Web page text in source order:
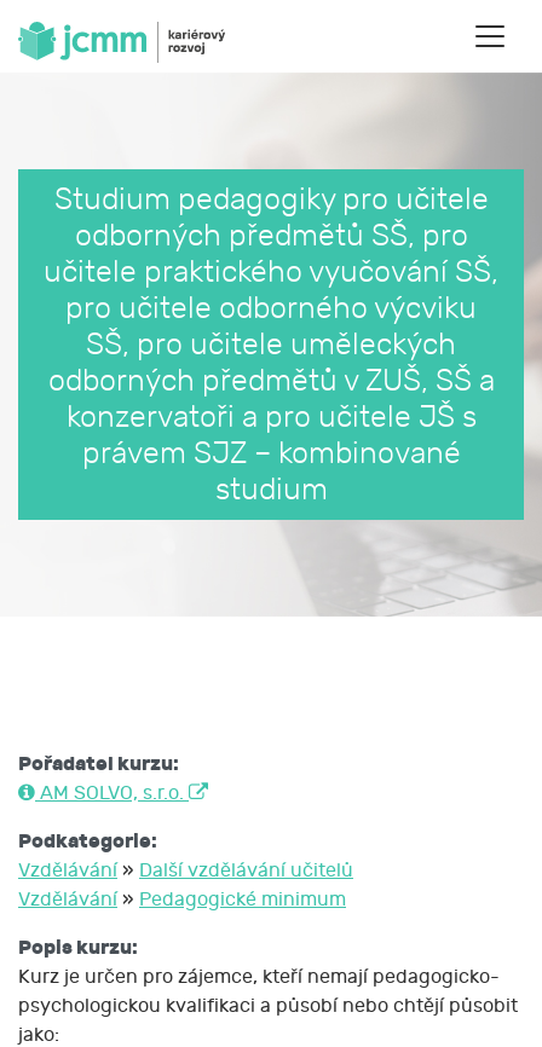
Studium pedagogiky pro učitele
odborných předmětů SŠ, pro
učitele praktického vyučování SŠ,
pro učitele odborného výcviku
SŠ, pro učitele uměleckých
odborných předmětů v ZUŠ, SŠ a
konzervatoři a pro učitele JŠ s
právem SJZ – kombinované
studium
Pořadatel kurzu:
AM SOLVO, s.r.o.
Podkategorie:
Vzdělávání» Další vzdělávání učitelů
Vzdělávání» Pedagogické minimum
Popis kurzu:
Kurz je určen pro zájemce, kteří nemají pedagogicko-
psychologickou kvalifikaci a působí nebo chtějí působit
jako: